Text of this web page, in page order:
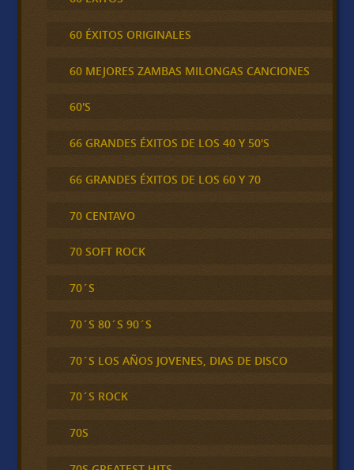
60 ÉXITOS ORIGINALES
60 MEJORES ZAMBAS MILONGAS CANCIONES
60'S
66 GRANDES ÉXITOS DE LOS 40 Y 50'S
66 GRANDES ÉXITOS DE LOS 60 Y 70
70 CENTAVO
70 SOFT ROCK
70´S
70´S 80´S 90´S
70´S LOS AÑOS JOVENES, DIAS DE DISCO
70´S ROCK
70S